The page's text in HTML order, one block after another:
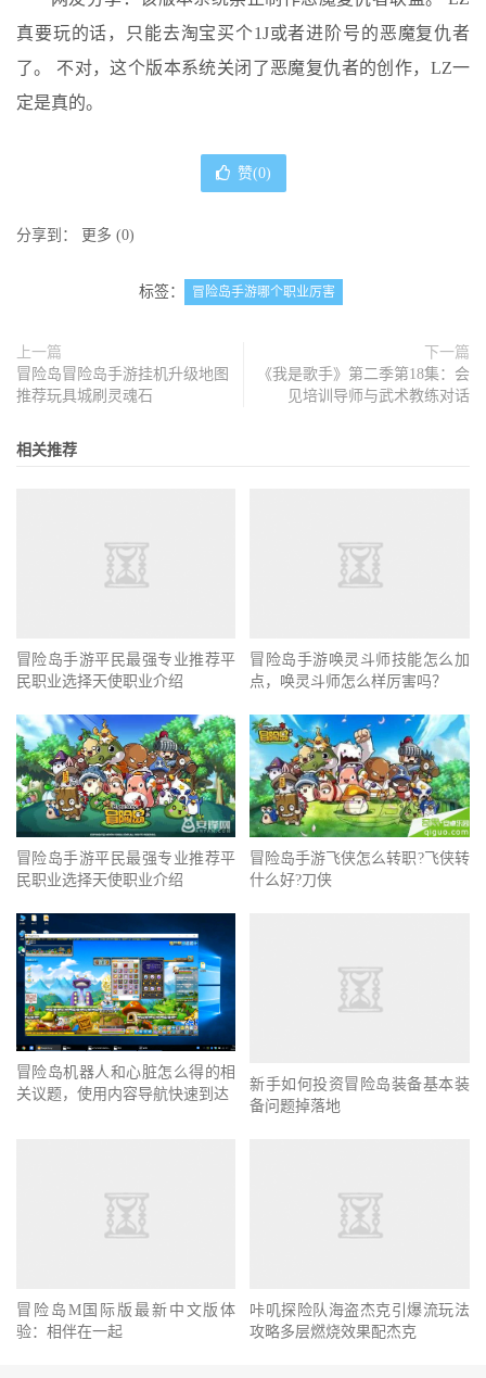
真要玩的话，只能去淘宝买个1J或者进阶号的恶魔复仇者
了。 不对，这个版本系统关闭了恶魔复仇者的创作，LZ一
定是真的。
赞(0)
分享到： 更多 (0)
标签： 冒险岛手游哪个职业厉害
上一篇
冒险岛冒险岛手游挂机升级地图
推荐玩具城刷灵魂石
下一篇
《我是歌手》第二季第18集：会
见培训导师与武术教练对话
相关推荐
民职业选择天使职业介绍
冒险岛手游唤灵斗师技能怎么加
点，唤灵斗师怎么样厉害吗？
冒险岛手游平民最强专业推荐平
民职业选择天使职业介绍
冒险岛手游飞侠怎么转职?飞侠转
什么好?刀侠
冒险岛机器人和心脏怎么得的相
关议题，使用内容导航快速到达
新手如何投资冒险岛装备基本装
备问题掉落地
冒险岛M国际版最新中文版体
验：相伴在一起